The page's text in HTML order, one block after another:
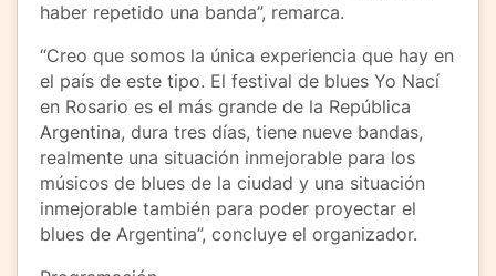
haber repetido una banda”, remarca.
“Creo que somos la única experiencia que hay en
el país de este tipo. El festival de blues Yo Nací
en Rosario es el más grande de la República
Argentina, dura tres días, tiene nueve bandas,
realmente una situación inmejorable para los
músicos de blues de la ciudad y una situación
inmejorable también para poder proyectar el
blues de Argentina”, concluye el organizador.